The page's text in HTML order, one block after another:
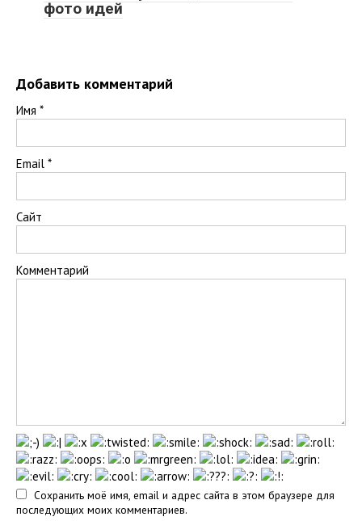
фото идей
Добавить комментарий
Имя *
Email *
Сайт
Комментарий
Сохранить моё имя, email и адрес сайта в этом браузере для
последующих моих комментариев.